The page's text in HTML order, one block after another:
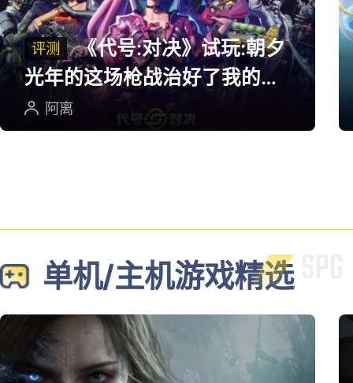
评测
《代号:对决》试玩:朝夕
光年的这场枪战治好了我的低
血压
阿离
单机/主机游戏精选